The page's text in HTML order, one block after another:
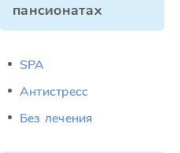
пансионатах
SPA
Антистресс
Без лечения